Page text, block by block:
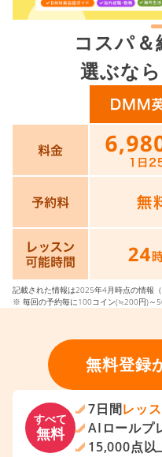
コスパ
選ぶな
記載された情報は2025年4月時点の情報（
※ 毎回の予約毎に100コイン(≒200円)～
無料登録
すべて
無料
7日間レッ
AIロールプ
15,000点以